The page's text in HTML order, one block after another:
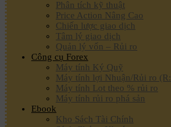
Phân tích kỹ thuật
Price Action Nâng Cao
Chiến lược giao dịch
Tâm lý giao dịch
Quản lý vốn – Rủi ro
Công cụ Forex
Máy tính Ký Quỹ
Máy tính lợi Nhuận/Rủi ro
Máy tính Lot theo % rủi ro
Máy tính rủi ro phá sản
Ebook
Kho Sách Tài Chính